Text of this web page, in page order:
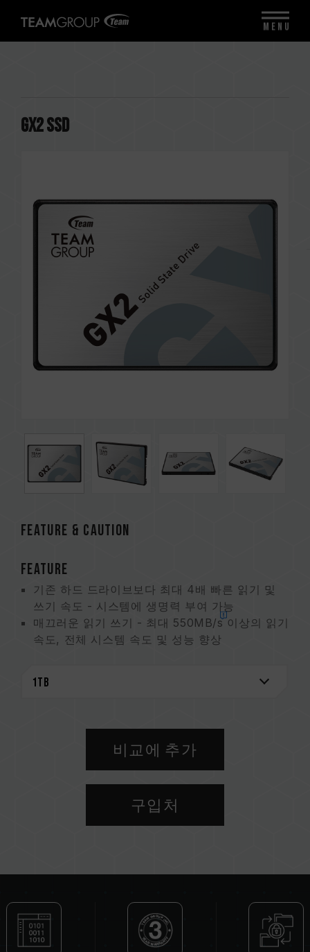
GX2 SSD
FEATURE & CAUTION
FEATURE
기존 하드 드라이브보다 최대 4배 빠른 읽기 및
쓰기 속도 - 시스템에 생명력 부여 가능
매끄러운 읽기 쓰기 - 최대 550MB/s이상의 읽기
속도, 전체 시스템 속도 및 성능 향상
북도 가능)
성능을 발휘합니다
제품 보증 – 무료 기술 지원 서비스가 포함된 3년
비교에 추가
구입처
MENU